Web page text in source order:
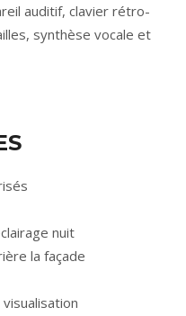
auditif, clavier rétro-
synthèse vocale et
nuit
la façade